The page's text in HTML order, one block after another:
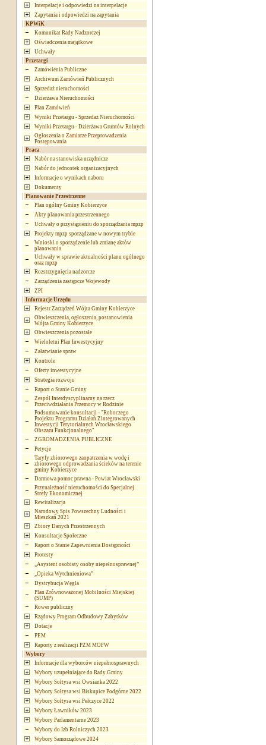
Interpelacje i odpowiedzi na interpelacje
Zapytania i odpowiedzi na zapytania
KPWiK
Komunikat Rady Nadzorczej
Oświadczenia majątkowe
Uchwały
Przetargi
Zamówienia Publiczne
Archiwum Zamówień Publicznych
Sprzedaż nieruchomości
Dzierżawa Nieruchomości
Plan Zamówień
Wyniki Przetargu - Sprzedaż Nieruchomości
Wyniki Przetargu - Dzierżawa Gruntów Rolnych
Ogłoszenia o Zamiarze Przeprowadzenia
Postępowania
Praca
Nabór na stanowiska urzędnicze
Nabór do jednostek organizacyjnych
Informacje o wynikach naboru
Dokumenty
Planowanie Przestrzenne
Plan ogólny Gminy Kobierzyce
Akty planowania przestrzennego
Uchwały o przystąpieniu do sporządzania mpzp
Projekty mpzp sporządzane w nowym trybie
Wnioski o sporządzenie lub zmianę aktów
planowania
Uchwały w sprawie aktualności planu ogólnego
oraz mpzp
Rozstrzygnięcia nadzorcze
Zarządzenia zastępcze Wojewody
ZPI
Informacje Urzędu
Rejestr Zarządzeń Wójta Gminy Kobierzyce
Obwieszczenia, ogłoszenia, postanowienia
Wójta Gminy Kobierzyce
Obwieszczenia pozostałe
Wieloletni Plan Inwestycyjny
Załatwianie spraw
Kontrole
Oferty inwestycyjne
Strategia rozwoju
Raport o Stanie Gminy
Zespół Interdyscyplinarny na rzecz
Przeciwdziałania Przemocy w Rodzinie
Podsumowanie konsultacji - "Roboczego
Projektu Programu Działań Zintegrowanych
Inwestycji Terytorialnych Wrocławskiego
Obszaru Funkcjonalnego"
ZGROMADZENIA PUBLICZNE
Petycje
Taryfy zbiorowego zaopatrzenia w wodę i
zbiorowego odprowadzania ścieków na terenie
gminy Kobierzyce
Darmowa pomoc prawna - Powiat Wrocławski
Przynależność nieruchomości do Specjalnej
Strefy Ekonomicznej
Rewitalizacja
Narodowy Spis Powszechny Ludności i
Mieszkań 2021
Zbiory Danych Przestrzennych
Konsultacje Społeczne
Raport o Stanie Zapewnienia Dostępności
Protesty
„Asystent osobisty osoby niepełnosprawnej”
„Opieka Wytchnieniowa”
Dystrybucja Węgla
Plan Zrównoważonej Mobilności Miejskiej
(SUMP)
Rower publiczny
Rządowy Program Odbudowy Zabytków
Dotacje
PEM
Raporty z realizacji PZM MOFW
Wybory
Informacje dla wyborców niepełnosprawnych
Wybory uzupełniające do Rady Gminy
Wybory Sołtysa wsi Owsianka 2022
Wybory Sołtysa wsi Biskupice Podgórne 2022
Wybory Sołtysa wsi Pełczyce 2022
Wybory Ławników 2023
Wybory Parlamentarne 2023
Wybory do Izb Rolniczych 2023
Wybory Samorządowe 2024